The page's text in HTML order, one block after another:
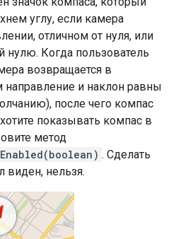
углу, если камера
отличном от нуля, или
нулю. Когда пользователь
возвращается в
и наклон равны
после чего компас
показывать компас в
метод
. Сделать
виден, нельзя.